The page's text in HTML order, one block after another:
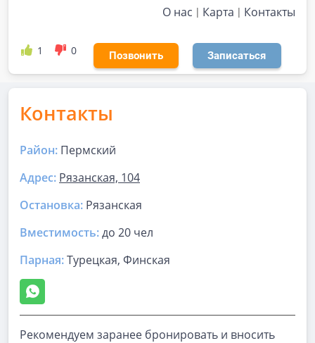
О нас Карта Контакты
1 0 Позвонить Записаться
Контакты
Район: Пермский
Адрес: Рязанская, 104
Остановка: Рязанская
Вместимость:до 20 чел
Парная:Турецкая, Финская
Рекомендуем заранее бронировать и вносить